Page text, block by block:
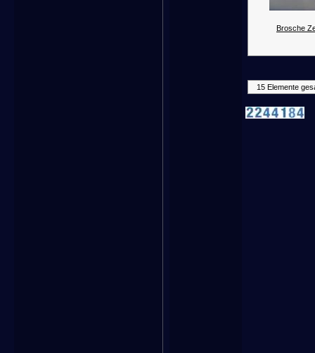
Brosche
15 Elemente